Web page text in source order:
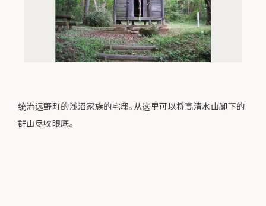
统治远野町的浅沼家族的宅邸。从这里可以将高清水山脚下的
群山尽收眼底。